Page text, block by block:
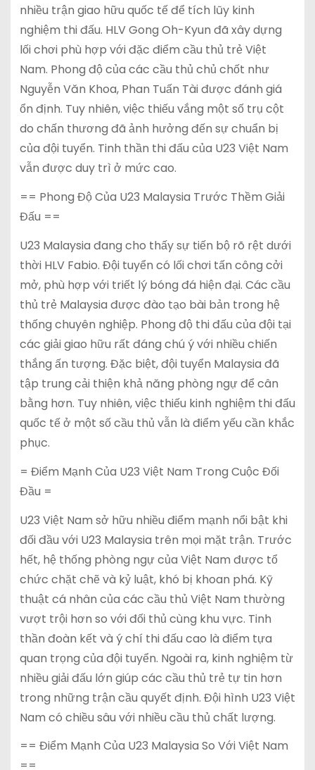
nhiều trận giao hữu quốc tế để tích lũy kinh
nghiệm thi đấu. HLV Gong Oh-Kyun đã xây dựng
lối chơi phù hợp với đặc điểm cầu thủ trẻ Việt
Nam. Phong độ của các cầu thủ chủ chốt như
Nguyễn Văn Khoa, Phan Tuấn Tài được đánh giá
ổn định. Tuy nhiên, việc thiếu vắng một số trụ cột
do chấn thương đã ảnh hưởng đến sự chuẩn bị
của đội tuyển. Tinh thần thi đấu của U23 Việt Nam
vẫn được duy trì ở mức cao.
== Phong Độ Của U23 Malaysia Trước Thềm Giải
Đấu ==
U23 Malaysia đang cho thấy sự tiến bộ rõ rệt dưới
thời HLV Fabio. Đội tuyển có lối chơi tấn công cởi
mở, phù hợp với triết lý bóng đá hiện đại. Các cầu
thủ trẻ Malaysia được đào tạo bài bản trong hệ
thống chuyên nghiệp. Phong độ thi đấu của đội tại
các giải giao hữu rất đáng chú ý với nhiều chiến
thắng ấn tượng. Đặc biệt, đội tuyển Malaysia đã
tập trung cải thiện khả năng phòng ngự để cân
bằng hơn. Tuy nhiên, việc thiếu kinh nghiệm thi đấu
quốc tế ở một số cầu thủ vẫn là điểm yếu cần khắc
phục.
= Điểm Mạnh Của U23 Việt Nam Trong Cuộc Đối
Đầu =
U23 Việt Nam sở hữu nhiều điểm mạnh nổi bật khi
đối đầu với U23 Malaysia trên mọi mặt trận. Trước
hết, hệ thống phòng ngự của Việt Nam được tổ
chức chặt chẽ và kỷ luật, khó bị khoan phá. Kỹ
thuật cá nhân của các cầu thủ Việt Nam thường
vượt trội hơn so với đối thủ cùng khu vực. Tinh
thần đoàn kết và ý chí thi đấu cao là điểm tựa
quan trọng của đội tuyển. Ngoài ra, kinh nghiệm từ
nhiều giải đấu lớn giúp các cầu thủ trẻ tự tin hơn
trong những trận cầu quyết định. Đội hình U23 Việt
Nam có chiều sâu với nhiều cầu thủ chất lượng.
== Điểm Mạnh Của U23 Malaysia So Với Việt Nam
==